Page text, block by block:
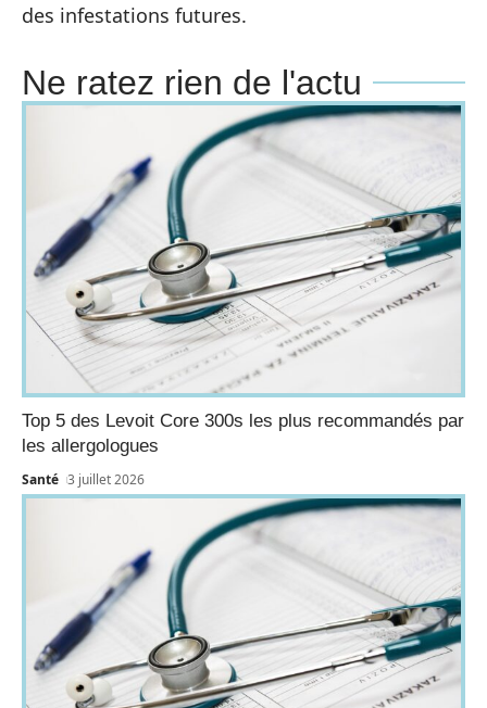
des infestations futures.
Ne ratez rien de l'actu
Top 5 des Levoit Core 300s les plus recommandés par
les allergologues
Santé 3 juillet 2026